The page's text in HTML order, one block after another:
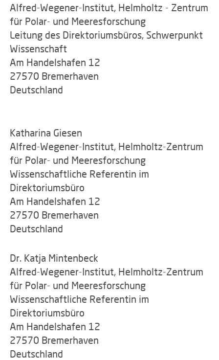
Alfred-Wegener-Institut, Helmholtz - Zentrum
für Polar- und Meeresforschung
Leitung des Direktoriumsbüros, Schwerpunkt
Wissenschaft
Am Handelshafen 12
27570 Bremerhaven
Deutschland
Katharina Giesen
Alfred-Wegener-Institut, Helmholtz-Zentrum
für Polar- und Meeresforschung
Wissenschaftliche Referentin im
Direktoriumsbüro
Am Handelshafen 12
27570 Bremerhaven
Deutschland
Dr. Katja Mintenbeck
Alfred-Wegener-Institut, Helmholtz-Zentrum
für Polar- und Meeresforschung
Wissenschaftliche Referentin im
Direktoriumsbüro
Am Handelshafen 12
27570 Bremerhaven
Deutschland